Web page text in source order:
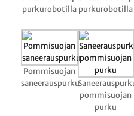
purkurobotilla purkurobotilla
Pommisuojan
saneerauspurku
pommisuojan
purku